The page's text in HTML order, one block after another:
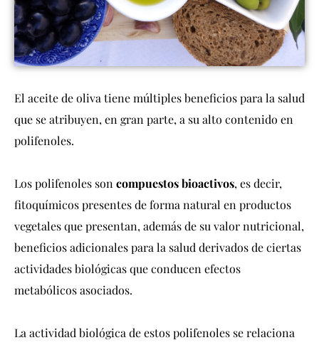
El aceite de oliva tiene múltiples beneficios para la salud
que se atribuyen, en gran parte, a su alto contenido en
polifenoles.
Los polifenoles son compuestos bioactivos, es decir,
fitoquímicos presentes de forma natural en productos
vegetales que presentan, además de su valor nutricional,
beneficios adicionales para la salud derivados de ciertas
actividades biológicas que conducen efectos
metabólicos asociados.
La actividad biológica de estos polifenoles se relaciona